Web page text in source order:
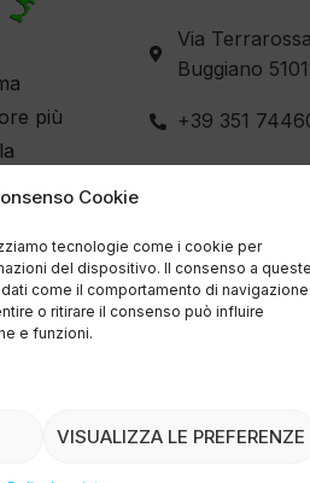
Cookie
tecnologie come i cookie per
del dispositivo. Il consenso a queste
come il comportamento di navigazione
o ritirare il consenso può influire
e funzioni.
VISUALIZZA LE PREFERENZE
più
sul
Via
Buggiano
+39 351